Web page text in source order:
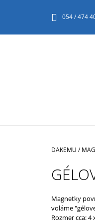
054 / 474
Domov
DAKEMU /
Magnetky
voláme
Rozmer cca: 4
Š
SPÄŤ
OBCHODU
SPÄŤ
OBCHODU
CIVITAS